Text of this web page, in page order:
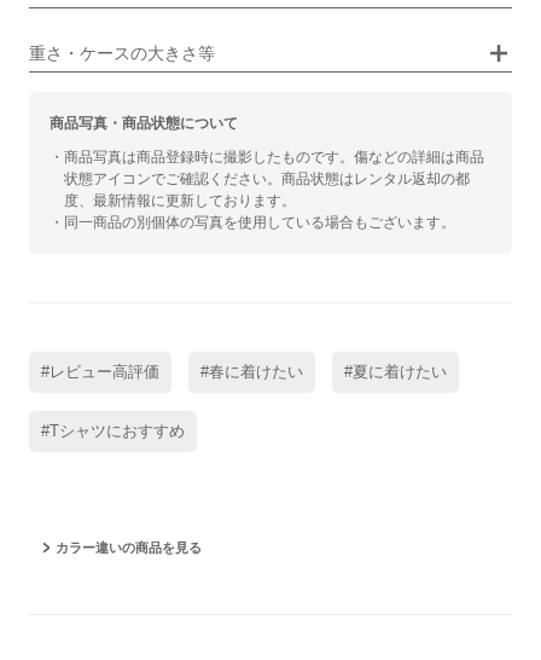
重さ・ケースの大きさ等
カジュアル ビジネス
商品写真・商品状態について
・商品写真は商品登録時に撮影したものです。傷などの詳細は商品
状態アイコンでご確認ください。商品状態はレンタル返却の都
度、最新情報に更新しております。
・同一商品の別個体の写真を使用している場合もございます。
#レビュー高評価 #春に着けたい #夏に着けたい
#Tシャツにおすすめ
カラー違いの商品を見る